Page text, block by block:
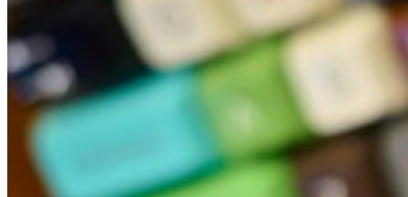
search
NL
Contact
Technologiepartner